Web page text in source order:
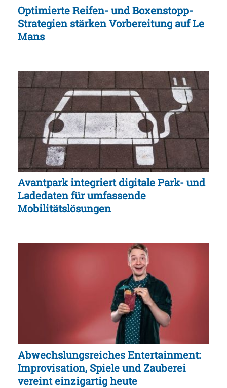
Optimierte Reifen- und Boxenstopp-
Strategien stärken Vorbereitung auf Le
Mans
Avantpark integriert digitale Park- und
Ladedaten für umfassende
Mobilitätslösungen
Abwechslungsreiches Entertainment:
Improvisation, Spiele und Zauberei
vereint einzigartig heute